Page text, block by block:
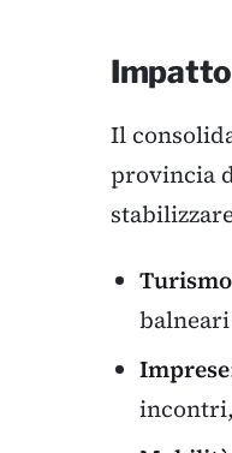
Il
provincia
Turismo
Imprese